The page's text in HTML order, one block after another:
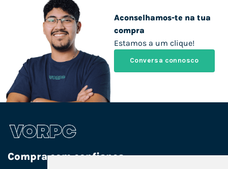
Aconselhamos-te na tua
compra
Estamos a um clique!
Conversa connosco
Compra com confiança.